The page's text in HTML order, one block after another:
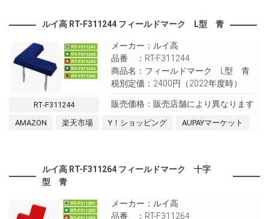
ルイ高 RT-F311244 フィールドマーク L型 青
RT-F311244
メーカー：ルイ高
品番 ：RT-F311244
商品名：フィールドマーク L型 青
税別定価：2400円（2022年度時）
販売価格：販売店舗により異なります
AMAZON 楽天市場 Y！ショッピング AUPAYマーケット
ルイ高 RT-F311264 フィールドマーク 十字
型 青
メーカー：ルイ高
品番 ：RT-F311264